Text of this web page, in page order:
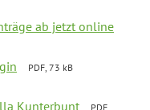
ab jetzt online
PDF, 73 kB
Kunterbunt PDF,